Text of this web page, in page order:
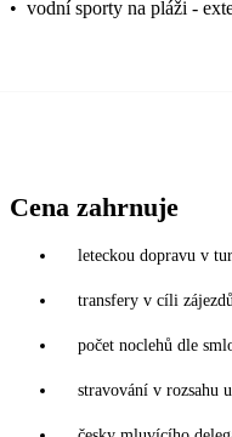
• vodní sporty na pláži -
Cena zahrnuje
leteckou dopravu v
transfery v cíli zájezdů
počet noclehů dle
stravování v rozsahu